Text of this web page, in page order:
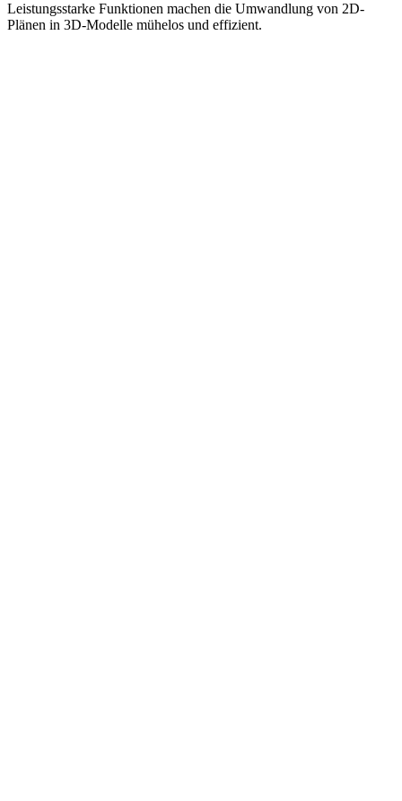
Leistungsstarke Funktionen machen die Umwandlung von 2D-
Plänen in 3D-Modelle mühelos und effizient.